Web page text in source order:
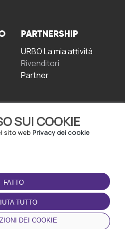
SUI COOKIE
sito web Privacy dei cookie
FATTO
TUTTO
DEI COOKIE
PARTNERSHIP
URBO La mia attività
Rivenditori
Partner
SCARICA L'APP